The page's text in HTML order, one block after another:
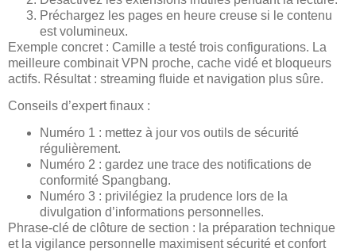
Préchargez les pages en heure creuse si le contenu
est volumineux.
Exemple concret : Camille a testé trois configurations. La
meilleure combinait VPN proche, cache vidé et bloqueurs
actifs. Résultat : streaming fluide et navigation plus sûre.
Conseils d’expert finaux :
Numéro 1 : mettez à jour vos outils de sécurité
régulièrement.
Numéro 2 : gardez une trace des notifications de
conformité Spangbang.
Numéro 3 : privilégiez la prudence lors de la
divulgation d’informations personnelles.
Phrase-clé de clôture de section : la préparation technique
et la vigilance personnelle maximisent sécurité et confort